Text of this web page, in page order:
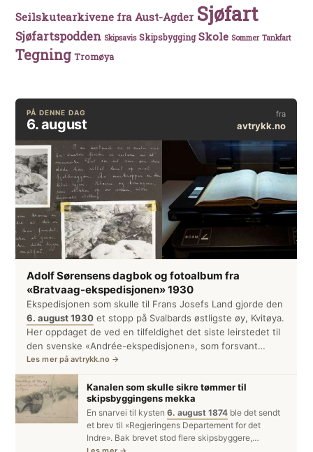
Seilskutearkivene fra Aust-Agder Sjøfart
Sjøfartspodden Skipsavis Skipsbygging Skole Sommer Tankfart
Tegning Tromøya